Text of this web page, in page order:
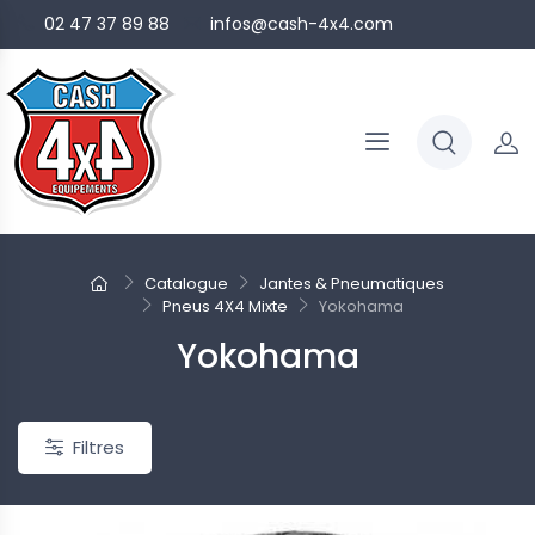
02 47 37 89 88 infos@cash-4x4.com
Catalogue
Jantes & Pneumatiques
Pneus 4X4 Mixte
Yokohama
Yokohama
de stock
Filtres